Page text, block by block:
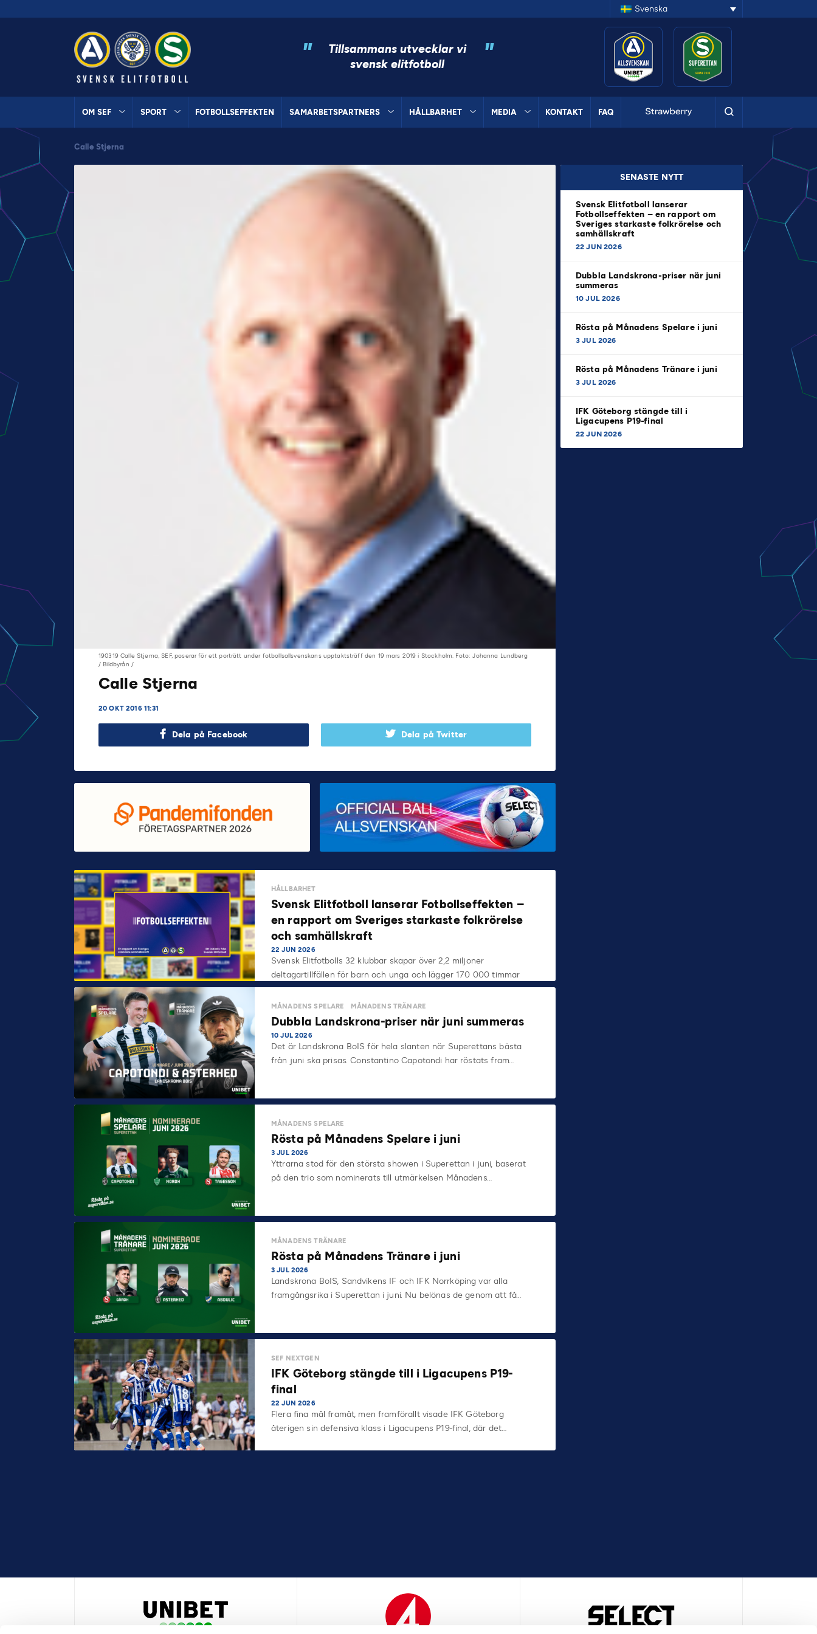
Svenska
"
Tillsammans utvecklar vi
svensk elitfotboll
"
OM SEF SPORT FOTBOLLSEFFEKTEN SAMARBETSPARTNERS HÅLLBARHET MEDIA KONTAKT FAQ
Calle Stjerna
190319 Calle Stjerna, SEF, poserar för ett porträtt under fotbollsallsvenskans upptaktsträff den 19 mars 2019 i Stockholm. Foto: Johanna Lundberg
/ Bildbyrån /
Calle Stjerna
20 OKT 2016 11:31
Dela på Facebook Dela på Twitter
SENASTE NYTT
Svensk Elitfotboll lanserar
Fotbollseffekten – en rapport om
Sveriges starkaste folkrörelse och
samhällskraft
22 JUN 2026
Dubbla Landskrona-priser när juni
summeras
10 JUL 2026
Rösta på Månadens Spelare i juni
3 JUL 2026
Rösta på Månadens Tränare i juni
3 JUL 2026
IFK Göteborg stängde till i
Ligacupens P19-final
22 JUN 2026
HÅLLBARHET
Svensk Elitfotboll lanserar Fotbollseffekten –
en rapport om Sveriges starkaste folkrörelse
och samhällskraft
22 JUN 2026
Svensk Elitfotbolls 32 klubbar skapar över 2,2 miljoner
deltagartillfällen för barn och unga och lägger 170 000 timmar
på…
MÅNADENS SPELARE MÅNADENS TRÄNARE
Dubbla Landskrona-priser när juni summeras
10 JUL 2026
Det är Landskrona BoIS för hela slanten när Superettans bästa
från juni ska prisas. Constantino Capotondi har röstats fram…
MÅNADENS SPELARE
Rösta på Månadens Spelare i juni
3 JUL 2026
Yttrarna stod för den största showen i Superettan i juni, baserat
på den trio som nominerats till utmärkelsen Månadens…
MÅNADENS TRÄNARE
Rösta på Månadens Tränare i juni
3 JUL 2026
Landskrona BoIS, Sandvikens IF och IFK Norrköping var alla
framgångsrika i Superettan i juni. Nu belönas de genom att få…
SEF NEXTGEN
IFK Göteborg stängde till i Ligacupens P19-
final
22 JUN 2026
Flera fina mål framåt, men framförallt visade IFK Göteborg
återigen sin defensiva klass i Ligacupens P19-final, där det…